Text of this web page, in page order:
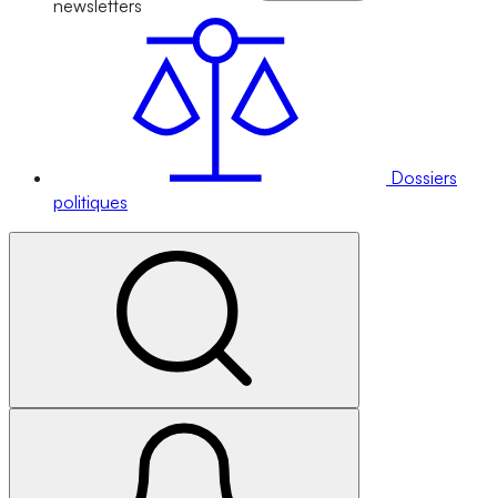
newsletters
Dossiers
politiques